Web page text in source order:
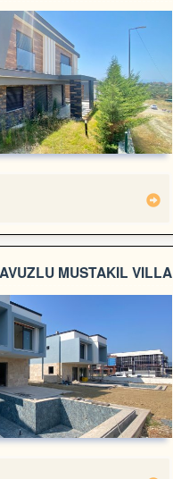
MÜSTAKİL VİLLA